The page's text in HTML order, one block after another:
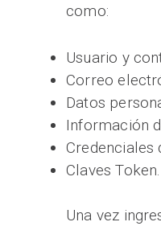
como:
Usuario y
Correo
Datos
Información
Credenciales
Claves Token.
Una vez